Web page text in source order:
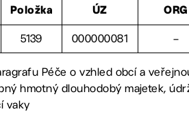
Položka ÚZ ORG
5139 000000081 –
Péče o vzhled obcí a
hmotný dlouhodobý majetek,
vaky